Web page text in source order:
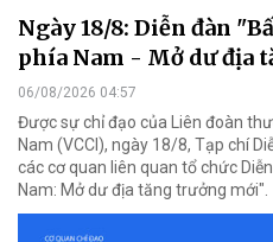
Ngày 18/8: Diễn đàn
phía Nam - Mở dư địa
06/08/2026 04:57
Được sự chỉ đạo của Liên đoàn
Nam (VCCI), ngày 18/8, Tạp chí
các cơ quan liên quan tổ chức
Nam: Mở dư địa tăng trưởng mới".